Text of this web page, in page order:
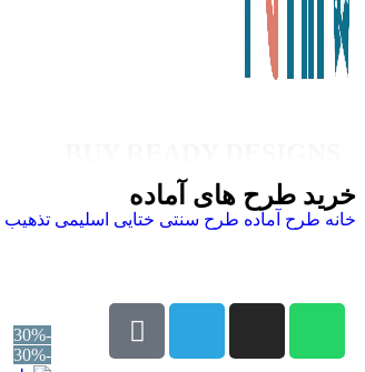
خرید طرح های آماده
خانه طرح آماده طرح سنتی ختایی اسلیمی تذهیب
-30%
-30%